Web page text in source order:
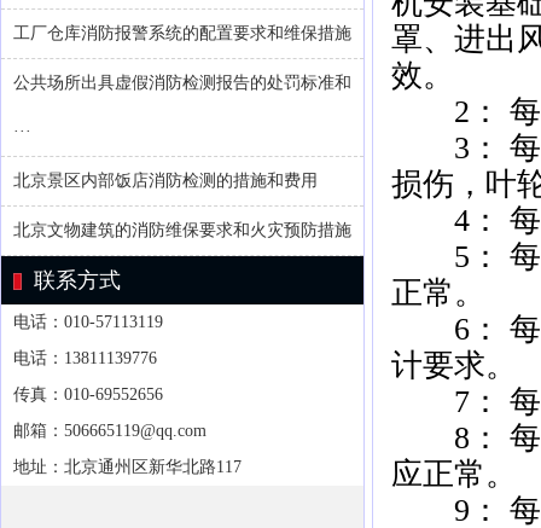
工厂仓库消防报警系统的配置要求和维保措施
公共场所出具虚假消防检测报告的处罚标准和
···
北京景区内部饭店消防检测的措施和费用
北京文物建筑的消防维保要求和火灾预防措施
联系方式
电话：010-57113119
电话：13811139776
传真：010-69552656
邮箱：506665119@qq.com
地址：北京通州区新华北路117
罩、进出
效。
2： 每
3： 每
损伤，叶
4： 每
5： 每
正常。
6： 每
计要求。
7： 每
8： 每
应正常。
9： 每